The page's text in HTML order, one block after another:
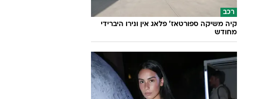
רכב
קיה משיקה ספורטאז' פלאג אין ונירו היברידי
מחודש